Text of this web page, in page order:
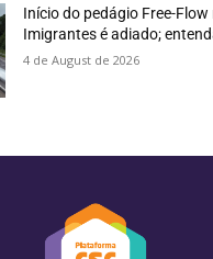
Início do pedágio Free-
Imigrantes é adiado;
4 de August de 2026